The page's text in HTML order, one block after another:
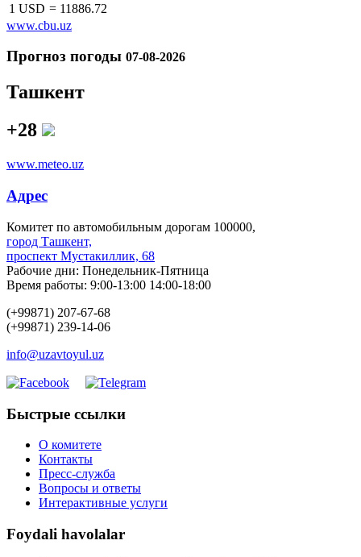
1 USD = 11886.72
www.cbu.uz
Прогноз погоды 07-08-2026
Ташкент
+28
www.meteo.uz
Адрес
Комитет по автомобильным дорогам 100000,
город Ташкент,
проспект Мустакиллик, 68
Рабочие дни: Понедельник-Пятница
Время работы: 9:00-13:00 14:00-18:00
(+99871) 207-67-68
(+99871) 239-14-06
info@uzavtoyul.uz
Быстрые ссылки
О комитете
Контакты
Пресс-служба
Вопросы и ответы
Интерактивные услуги
Foydali havolalar